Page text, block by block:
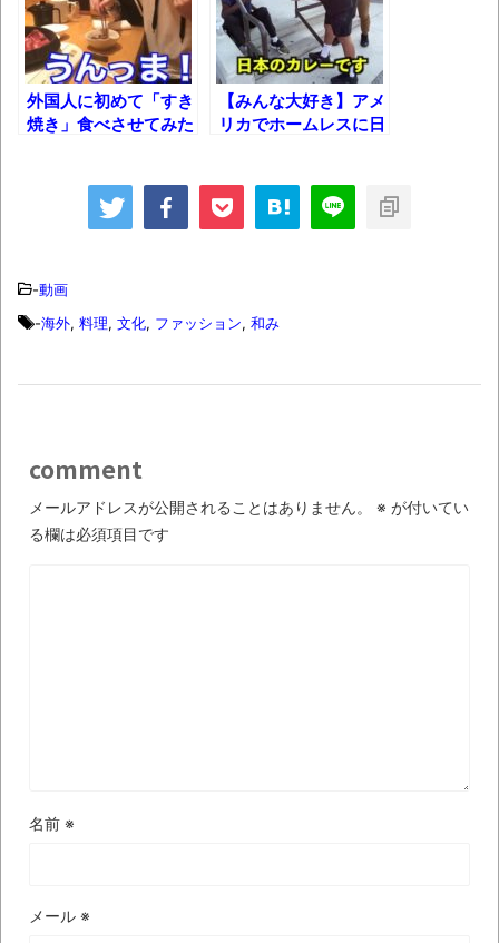
ん（上）（下）」発売
【画像】整形で2400万円超えの美女、水着
グラビアに挑戦
歴ログは10周年ですがnoteに引っ越します
進撃の巨人シーズン7 ファイナルシーズンの
感想
集でほとんど紹介されなかったJリーグ…なら
ば自分たちで紹介だ！
オーストラリアの男性飛行家 太平洋横断
飛行
【中国】パトカーの前で好演技www当たり
【極画像】名古屋の地下鉄
外国人に初めて「すき
焼き」食べさせてみた
【みんな大好き】アメ
リカでホームレスに日
-動画
-海外, 料理, 文化, ファッション, 和み
comment
メールアドレスが公開されることはありません。 ※ が付いてい
る欄は必須項目です
名前 ※
メール ※